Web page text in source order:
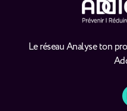
Le réseau Analyse ton